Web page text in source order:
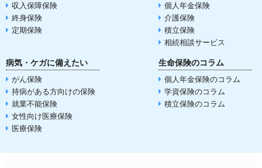
収入保障保険
終身保険
定期保険
個人年金保険
介護保険
積立保険
相続相談サービス
病気・ケガに備えたい
がん保険
持病がある方向けの保険
就業不能保険
女性向け医療保険
医療保険
生命保険のコラム
個人年金保険のコラム
学資保険のコラム
積立保険のコラム